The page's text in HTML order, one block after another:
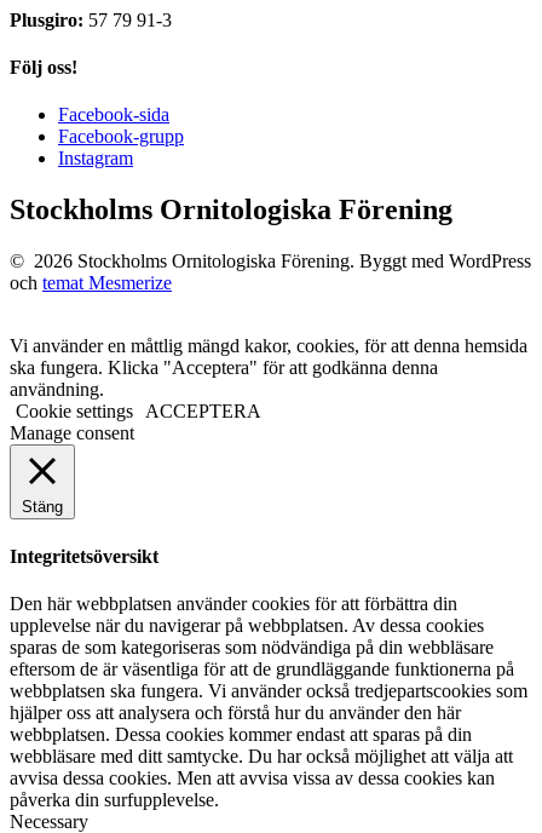
Plusgiro: 57 79 91-3
Följ oss!
Facebook-sida
Facebook-grupp
Instagram
Stockholms Ornitologiska Förening
© 2026 Stockholms Ornitologiska Förening. Byggt med WordPress
och temat Mesmerize
Vi använder en måttlig mängd kakor, cookies, för att denna hemsida
ska fungera. Klicka "Acceptera" för att godkänna denna
användning.
Cookie settings
ACCEPTERA
Manage consent
Stäng
Integritetsöversikt
Den här webbplatsen använder cookies för att förbättra din
upplevelse när du navigerar på webbplatsen. Av dessa cookies
sparas de som kategoriseras som nödvändiga på din webbläsare
eftersom de är väsentliga för att de grundläggande funktionerna på
webbplatsen ska fungera. Vi använder också tredjepartscookies som
hjälper oss att analysera och förstå hur du använder den här
webbplatsen. Dessa cookies kommer endast att sparas på din
webbläsare med ditt samtycke. Du har också möjlighet att välja att
avvisa dessa cookies. Men att avvisa vissa av dessa cookies kan
påverka din surfupplevelse.
Necessary